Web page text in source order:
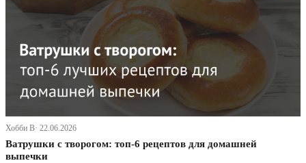
Хобби В· 22.06.2026
Ватрушки с творогом: топ-6 рецептов для домашней
выпечки